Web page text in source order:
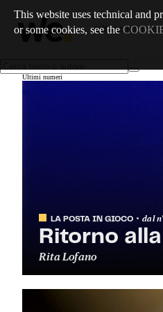
Ultimo numero:
Ultimi numeri
LA POSTA IN GIOCO dal
Ritorno
Rita Lofano
This website uses technical and
or some cookies, see the